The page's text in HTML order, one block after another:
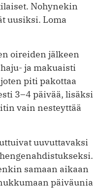
Nohynekin
uusiksi. Loma
oireiden jälkeen
ja makuaisti
piti pakottaa
3–4 päivää, lisäksi
vain nesteyttää
uuvuttavaksi
samaan aikaan
päiväunia